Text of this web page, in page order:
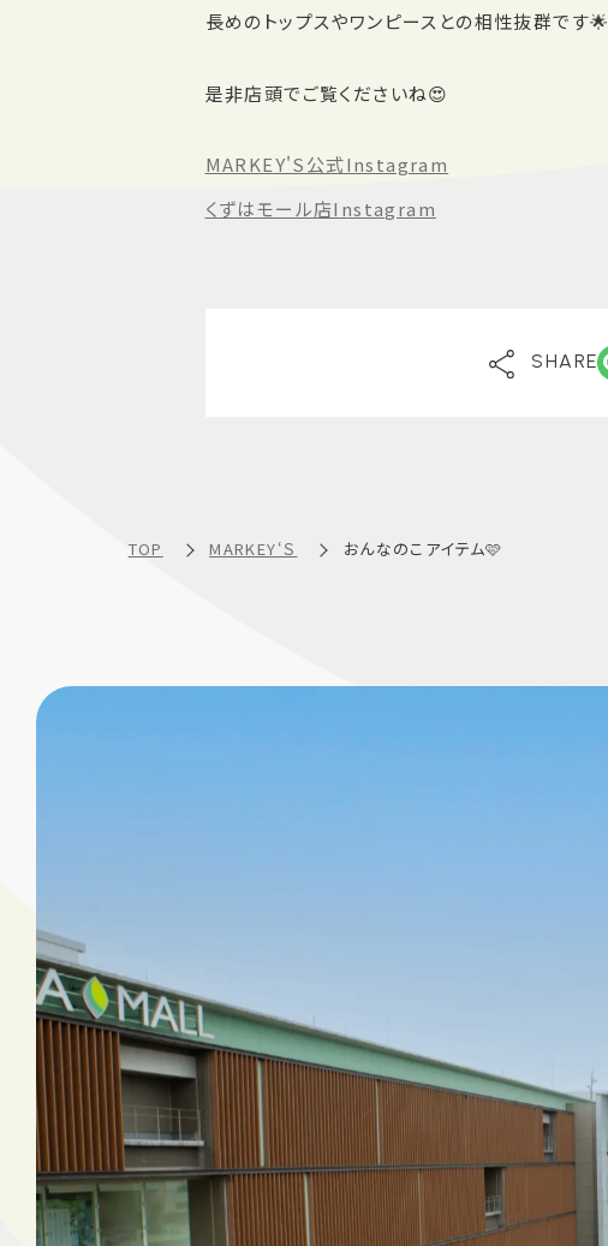
長めのトップスやワンピースとの相性抜群です🌟
是非店頭でご覧くださいね😍
MARKEY'S公式Instagram
くずはモール店Instagram
SHARE
TOP MARKEY‘Ｓ おんなのこアイテム🩷